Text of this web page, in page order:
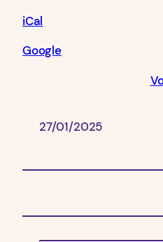
iCal
Google
27/01/2025